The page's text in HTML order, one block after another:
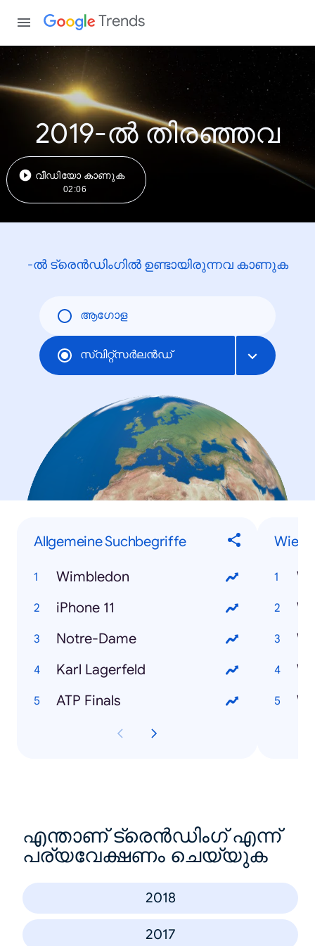
Trends
2019-ൽ തിരഞ്ഞവ
വീഡിയോ കാണുക
02:06
-ൽ ട്രെൻഡിംഗിൽ ഉണ്ടായിരുന്നവ കാണുക
ആഗോള
സ്വിറ്റ്സര്‍ലന്‍ഡ്
Allgemeine Suchbegriffe
Wimbledon
iPhone 11
Notre-Dame
Karl Lagerfeld
ATP Finals
Wie-
എന്താണ് ട്രെൻഡിംഗ് എന്ന്
പര്യവേക്ഷണം ചെയ്യുക
2018
2017